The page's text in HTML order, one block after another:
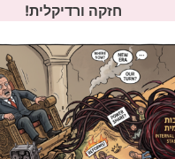
חזקה ורדיקלית!